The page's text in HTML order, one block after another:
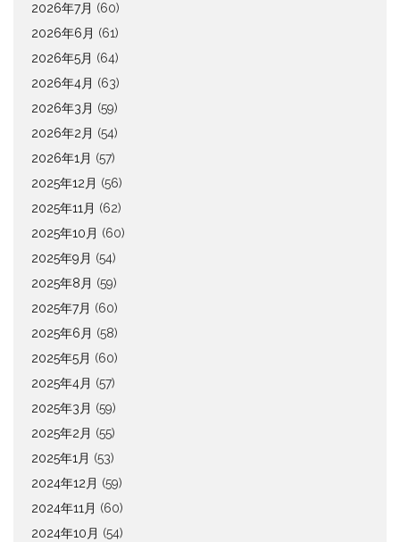
2026年7月 (60)
2026年6月 (61)
2026年5月 (64)
2026年4月 (63)
2026年3月 (59)
2026年2月 (54)
2026年1月 (57)
2025年12月 (56)
2025年11月 (62)
2025年10月 (60)
2025年9月 (54)
2025年8月 (59)
2025年7月 (60)
2025年6月 (58)
2025年5月 (60)
2025年4月 (57)
2025年3月 (59)
2025年2月 (55)
2025年1月 (53)
2024年12月 (59)
2024年11月 (60)
2024年10月 (54)